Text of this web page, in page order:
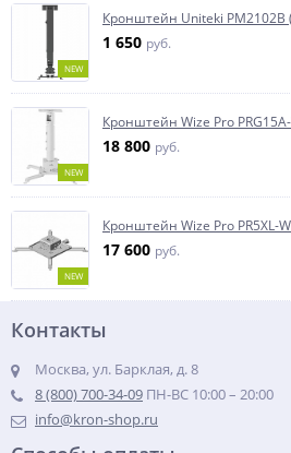
NEW
Кронштейн Uniteki PM2102B
1 650 руб.
NEW
Кронштейн Wize Pro
18 800 руб.
NEW
Кронштейн Wize Pro PR5XL-
17 600 руб.
Контакты
Москва, ул. Барклая, д. 8
8 (800) 700-34-09 ПН-ВС 10:00 – 20:00
info@kron-shop.ru